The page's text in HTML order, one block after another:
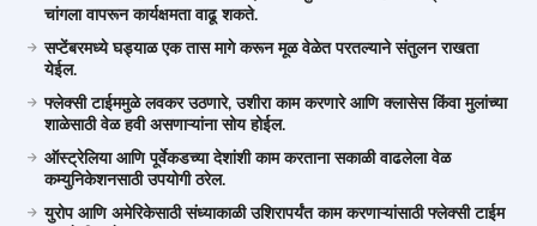
चांगला वापरून कार्यक्षमता वाढू शकते.
सप्टेंबरमध्ये घड्याळ एक तास मागे करून मूळ वेळेत परतल्याने संतुलन राखता
येईल.
फ्लेक्सी टाईममुळे लवकर उठणारे, उशीरा काम करणारे आणि क्लासेस किंवा मुलांच्या
शाळेसाठी वेळ हवी असणाऱ्यांना सोय होईल.
ऑस्ट्रेलिया आणि पूर्वेकडच्या देशांशी काम करताना सकाळी वाढलेला वेळ
कम्युनिकेशनसाठी उपयोगी ठरेल.
युरोप आणि अमेरिकेसाठी संध्याकाळी उशिरापर्यंत काम करणाऱ्यांसाठी फ्लेक्सी टाईम